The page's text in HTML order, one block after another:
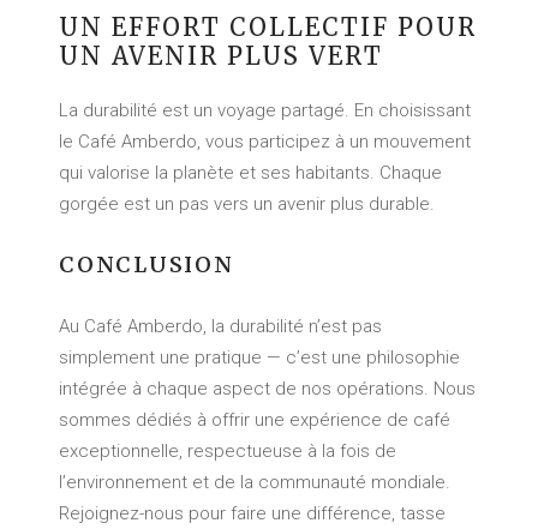
UN EFFORT COLLECTIF POUR
UN AVENIR PLUS VERT
La durabilité est un voyage partagé. En choisissant
le Café Amberdo, vous participez à un mouvement
qui valorise la planète et ses habitants. Chaque
gorgée est un pas vers un avenir plus durable.
CONCLUSION
Au Café Amberdo, la durabilité n’est pas
simplement une pratique — c’est une philosophie
intégrée à chaque aspect de nos opérations. Nous
sommes dédiés à offrir une expérience de café
exceptionnelle, respectueuse à la fois de
l’environnement et de la communauté mondiale.
Rejoignez-nous pour faire une différence, tasse